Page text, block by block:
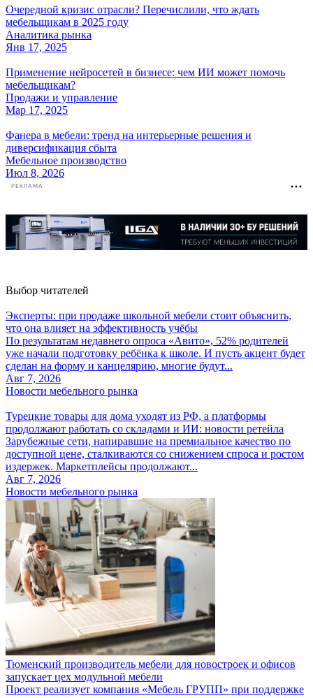
Очередной кризис отрасли? Перечислили, что ждать
мебельщикам в 2025 году
Аналитика рынка
Янв 17, 2025
Применение нейросетей в бизнесе: чем ИИ может помочь
мебельщикам?
Продажи и управление
Мар 17, 2025
Фанера в мебели: тренд на интерьерные решения и
диверсификация сбыта
Мебельное производство
Июл 8, 2026
РЕКЛАМА
Выбор читателей
Эксперты: при продаже школьной мебели стоит объяснить,
что она влияет на эффективность учёбы
По результатам недавнего опроса «Авито», 52% родителей
уже начали подготовку ребёнка к школе. И пусть акцент будет
сделан на форму и канцелярию, многие будут...
Авг 7, 2026
Новости мебельного рынка
Турецкие товары для дома уходят из РФ, а платформы
продолжают работать со складами и ИИ: новости ретейла
Зарубежные сети, напиравшие на премиальное качество по
доступной цене, сталкиваются со снижением спроса и ростом
издержек. Маркетплейсы продолжают...
Авг 7, 2026
Новости мебельного рынка
Тюменский производитель мебели для новостроек и офисов
запускает цех модульной мебели
Проект реализует компания «Мебель ГРУПП» при поддержке